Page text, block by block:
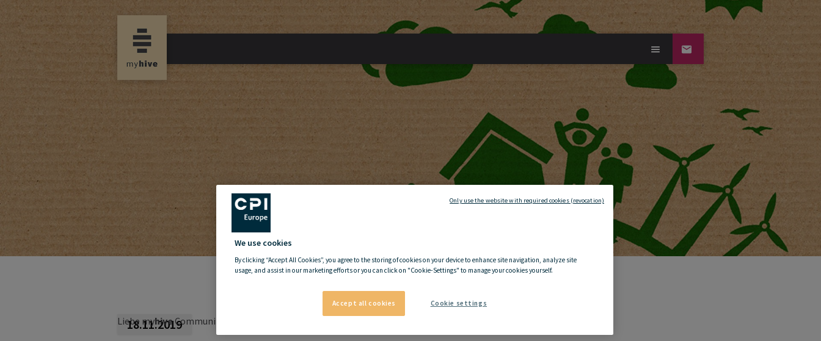
18.11.2019
Liebe myhiveCommunity,
We use cookies
By clicking “Accept All Cookies”, you agree to the storing of cookies on your device to enhance site navigation, analyze site
usage, and assist in our marketing efforts or you can click on "Cookie-Settings" to manage your cookies yourself.
Accept all cookies Cookie settings
Only use the website with required cookies (revocation)